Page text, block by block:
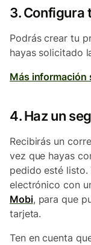
3. Configura
Podrás crear tu
hayas solicitado
Más información
4. Haz un
Recibirás un
vez que hayas
pedido esté listo.
electrónico con
Mobi, para que
tarjeta.
Ten en cuenta